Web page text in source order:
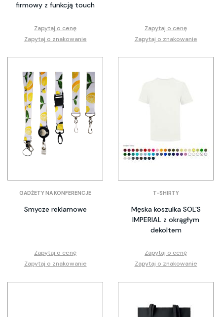
firmowy z funkcją touch
Zapytaj o cenę
Zapytaj o znakowanie
Zapytaj o cenę
Zapytaj o znakowanie
GADŻETY NA KONFERENCJE
Smycze reklamowe
Zapytaj o cenę
Zapytaj o znakowanie
T-SHIRTY
Męska koszulka SOL'S
IMPERIAL z okrągłym
dekoltem
Zapytaj o cenę
Zapytaj o znakowanie